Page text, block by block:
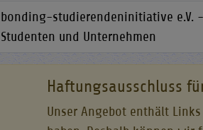
bonding-studierendeninitiative e.V.
Studenten und Unternehmen
Haftungsausschluss
Unser Angebot enthält